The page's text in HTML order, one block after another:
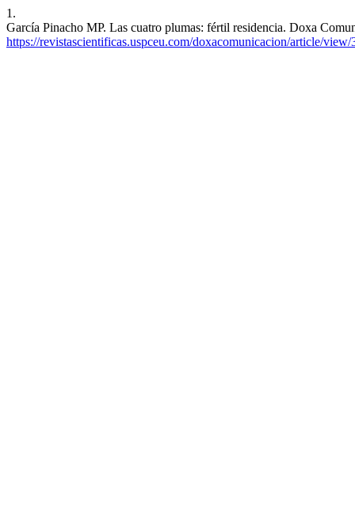
1.
García Pinacho MP. Las cuatro plumas: fértil residencia. Doxa
https://revistascientificas.uspceu.com/doxacomunicacion/article/view/